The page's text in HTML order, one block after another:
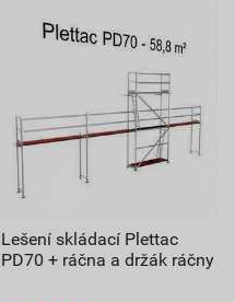
Lešení skládací Plettac
PD70 + ráčna a držák ráčny